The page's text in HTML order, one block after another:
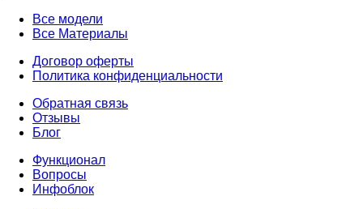
Все модели
Все Материалы
Договор оферты
Политика конфиденциальности
Обратная связь
Отзывы
Блог
Функционал
Вопросы
Инфоблок